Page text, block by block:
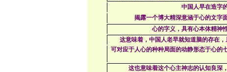
中国人早在造字
揭露一个博大精深意涵于心的文字
心的字义，具有心本体精神
这意味着，中国人老早就知道脑的存在
可对应于人心的种种局面的动静形态于心的
这也意味着这个心主神志的认知良深